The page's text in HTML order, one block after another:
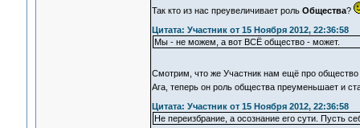
Так кто из нас преувеличивает роль Общества?
Цитата: Участник от 15 Ноября 2012, 22:36:58
Мы - не можем, а вот ВСЁ общество - может.
Смотрим, что же Участник нам ещё про общество
Ага, теперь он роль общества преуменьшает и
Цитата: Участник от 15 Ноября 2012, 22:36:58
Не переизбрание, а осознание его сути. Пусть